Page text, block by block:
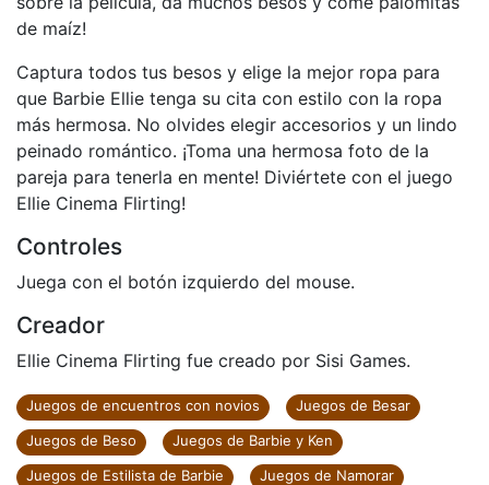
de maíz!
Captura todos tus besos y elige la mejor ropa para
que Barbie Ellie tenga su cita con estilo con la ropa
más hermosa. No olvides elegir accesorios y un lindo
peinado romántico. ¡Toma una hermosa foto de la
pareja para tenerla en mente! Diviértete con el juego
Ellie Cinema Flirting!
Controles
Juega con el botón izquierdo del mouse.
Creador
Ellie Cinema Flirting fue creado por Sisi Games.
Juegos de encuentros con novios
Juegos de Besar
Juegos de Beso
Juegos de Barbie y Ken
Juegos de Estilista de Barbie
Juegos de Namorar